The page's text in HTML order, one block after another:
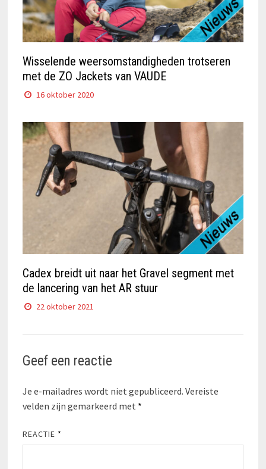
Wisselende weersomstandigheden trotseren
met de ZO Jackets van VAUDE
16 oktober 2020
Cadex breidt uit naar het Gravel segment met
de lancering van het AR stuur
22 oktober 2021
Geef een reactie
Je e-mailadres wordt niet gepubliceerd. Vereiste
velden zijn gemarkeerd met *
REACTIE *